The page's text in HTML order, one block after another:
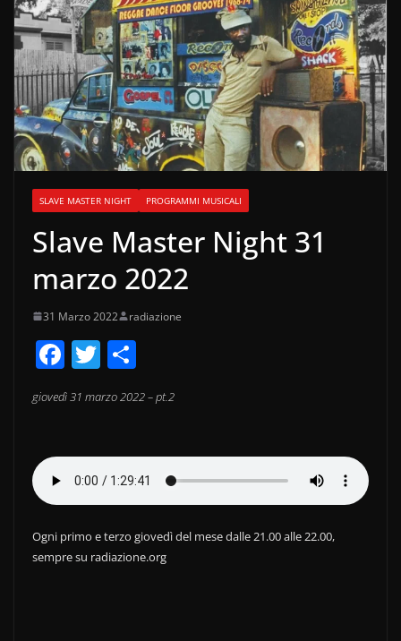
SLAVE MASTER NIGHT PROGRAMMI MUSICALI
Slave Master Night 31
marzo 2022
31 Marzo 2022 radiazione
F
a
c
b
o
o
k
T
itt n
vi
di
giovedì 31 marzo 2022 – pt.2
Ogni primo e terzo giovedì del mese dalle 21.00 alle 22.00,
sempre su radiazione.org